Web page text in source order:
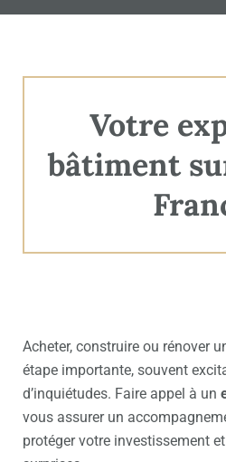
Votre
bâtiment
Acheter, construire ou rénover
étape importante, souvent
d’inquiétudes. Faire appel à un
vous assurer un
protéger votre investissement